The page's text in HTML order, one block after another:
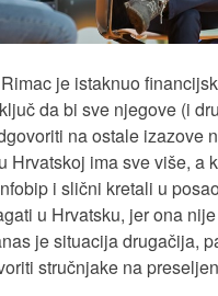
je istaknuo
da bi sve njegove (i
na ostale izazove
Hrvatskoj ima sve više, a
i slični kretali u
u Hrvatsku, jer ona
je situacija drugačija,
stručnjake na